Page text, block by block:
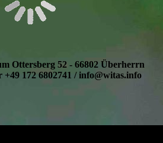
Ottersberg 52 - 66802 Überherrn
+49 172 6802741 / info@witas.info